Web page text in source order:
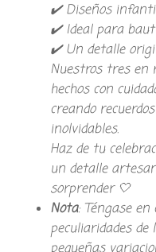
✔️ Diseños
✔️ Ideal para
✔️ Un detalle
Nuestros tres en
hechos con
creando
inolvidables.
Haz de tu
un detalle
sorprender 🤍
Nota: Téngase
peculiaridades de